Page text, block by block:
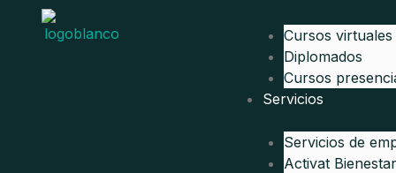
Cursos virtuales
Diplomados
Cursos
Servicios
Servicios de
Activat Bienestar